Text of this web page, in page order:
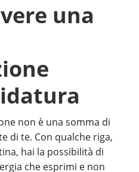
una
non è una somma di
di te. Con qualche riga,
hai la possibilità di
che esprimi e non